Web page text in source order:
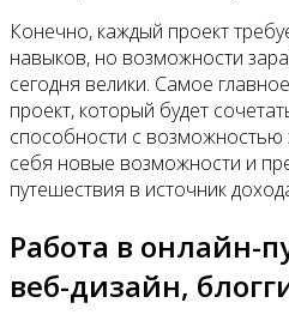
Конечно, каждый проект
навыков, но возможности
сегодня велики. Самое
проект, который будет
способности с возможностью
себя новые возможности и
путешествия в источник
Работа в онлайн-
веб-дизайн,